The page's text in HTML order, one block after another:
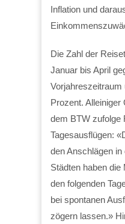
Inflation und
Die Zahl der
Januar bis April
Vorjahreszeitraum
Prozent. Alleiniger
dem BTW zufolge
Tagesausflügen:
den Anschlägen
Städten haben die
den folgenden
bei spontanen
zögern lassen.»